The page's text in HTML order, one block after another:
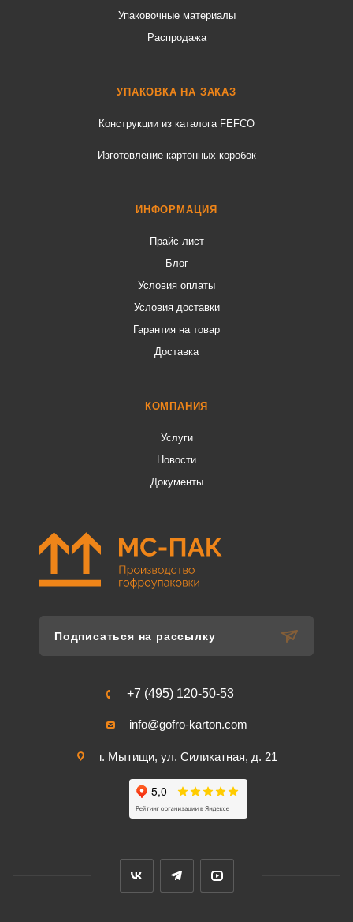
Упаковочные материалы
Распродажа
УПАКОВКА НА ЗАКАЗ
Конструкции из каталога FEFCO
Изготовление картонных коробок
ИНФОРМАЦИЯ
Прайс-лист
Блог
Условия оплаты
Условия доставки
Гарантия на товар
Доставка
КОМПАНИЯ
Услуги
Новости
Документы
Подписаться на рассылку
+7 (495) 120-50-53
info@gofro-karton.com
г. Мытищи, ул. Силикатная, д. 21